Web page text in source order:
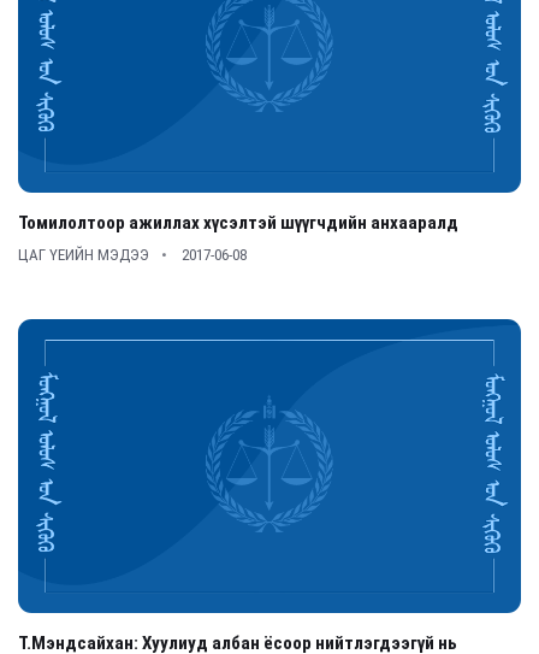
Томилолтоор ажиллах хүсэлтэй шүүгчдийн анхааралд
ЦАГ ҮЕИЙН МЭДЭЭ 2017-06-08
Т.Мэндсайхан: Хуулиуд албан ёсоор нийтлэгдээгүй нь